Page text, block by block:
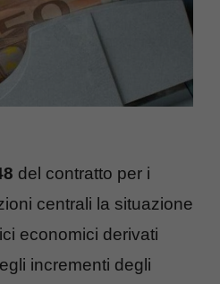
del contratto per i
centrali la situazione
economici derivati
incrementi degli